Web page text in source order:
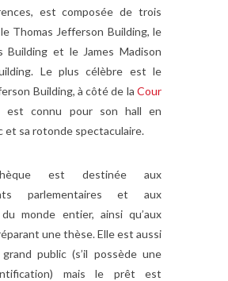
est composée de trois
Thomas Jefferson Building, le
Building et le James Madison
Le plus célèbre est le
Building, à côté de la Cour
connu pour son hall en
et sa rotonde spectaculaire.
est destinée aux
parlementaires et aux
monde entier, ainsi qu’aux
une thèse. Elle est aussi
public (s’il possède une
mais le prêt est